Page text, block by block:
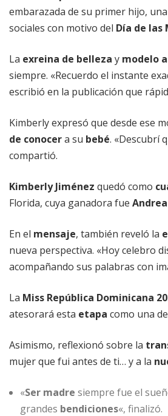
embarazada de su primer hijo,
sociales con motivo del Día de las
La exreina de belleza y modelo
siempre. «Recuerdo el instante
escribió en la publicación que
Kimberly expresó que desde ese
de conocera su bebé. «Descubrí
compartió.
Kimberly Jiménez quedó como
Florida, cuya ganadora fue
En el mensaje, también reveló la
nueva perspectiva. «Hoy celebro
acompañando sus palabras con
La Miss República Dominicana
atesorará esta etapa como una
Asimismo, reflexionó sobre la
mujer que fui antes de ti… y a la
«Ser madre siempre fue el
grandes bendiciones«, finalizó.